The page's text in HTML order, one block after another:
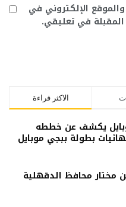
الإلكتروني في
في تعليقي.
الاكثر قراءة
يكشف عن خططه
بطولة ببجي موبايل
مختار محافظ الدقهلية